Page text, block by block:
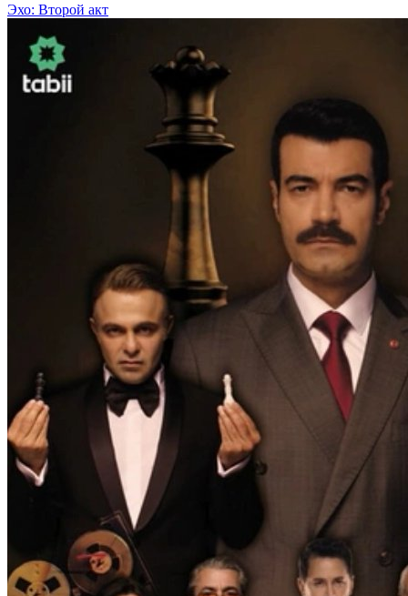
Эхо: Второй акт